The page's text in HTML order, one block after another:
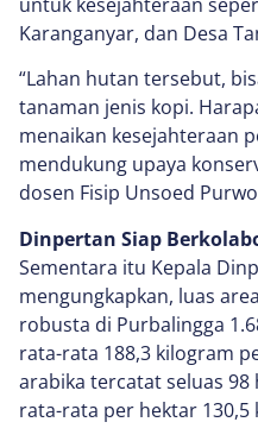
Karanganyar, dan Desa
“Lahan hutan tersebut,
tanaman jenis kopi.
menaikan kesejahteraan
mendukung upaya
dosen Fisip Unsoed
Dinpertan Siap
Sementara itu Kepala
mengungkapkan, luas
robusta di Purbalingga
rata-rata 188,3 kilogram
arabika tercatat seluas
rata-rata per hektar